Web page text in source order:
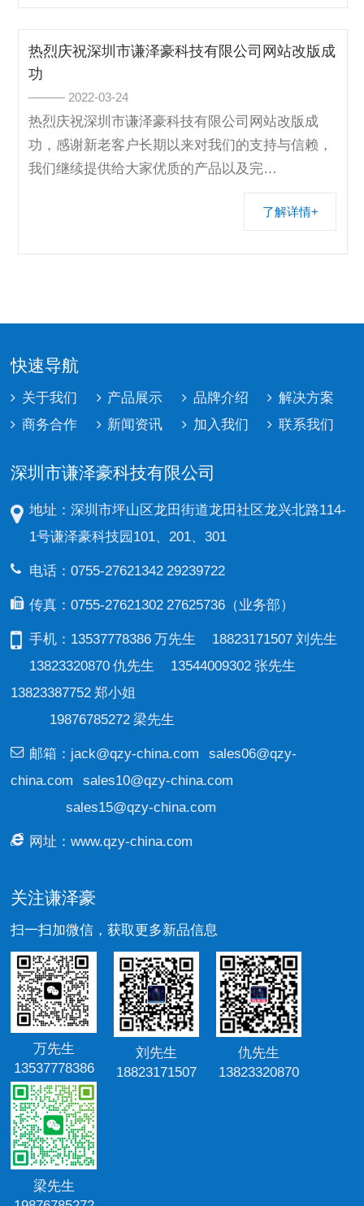
热烈庆祝深圳市谦泽豪科技有限公司网站改版成
功
——— 2022-03-24
热烈庆祝深圳市谦泽豪科技有限公司网站改版成
功，感谢新老客户长期以来对我们的支持与信赖，
我们继续提供给大家优质的产品以及完…
了解详情+
快速导航
关于我们 产品展示 品牌介绍 解决方案
商务合作 新闻资讯 加入我们 联系我们
深圳市谦泽豪科技有限公司
地址：深圳市坪山区龙田街道龙田社区龙兴北路114-
1号谦泽豪科技园101、201、301
电话：0755-27621342 29239722
传真：0755-27621302 27625736（业务部）
手机：13537778386 万先生 18823171507 刘先生
13823320870 仇先生 13544009302 张先生
13823387752 郑小姐
19876785272 梁先生
邮箱： jack@qzy-china.com sales06@qzy-
china.com sales10@qzy-china.com
sales15@qzy-china.com
网址： www.qzy-china.com
关注谦泽豪
扫一扫加微信，获取更多新品信息
万先生
13537778386
刘先生
18823171507
仇先生
13823320870
梁先生